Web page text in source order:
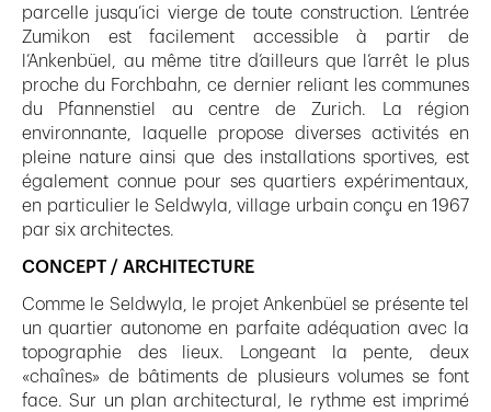
parcelle jusqu’ici vierge de toute construction. L’entrée
Zumikon est facilement accessible à partir de
l’Ankenbüel, au même titre d’ailleurs que l’arrêt le plus
proche du Forchbahn, ce dernier reliant les communes
du Pfannenstiel au centre de Zurich. La région
environnante, laquelle propose diverses activités en
pleine nature ainsi que des installations sportives, est
également connue pour ses quartiers expérimentaux,
en particulier le Seldwyla, village urbain conçu en 1967
par six architectes.
CONCEPT / ARCHITECTURE
Comme le Seldwyla, le projet Ankenbüel se présente tel
un quartier autonome en parfaite adéquation avec la
topographie des lieux. Longeant la pente, deux
«chaînes» de bâtiments de plusieurs volumes se font
face. Sur un plan architectural, le rythme est imprimé